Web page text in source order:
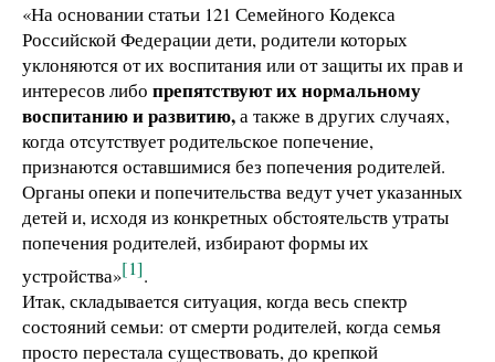
«На основании статьи 121 Семейного Кодекса
Российской Федерации дети, родители которых
уклоняются от их воспитания или от защиты их прав и
интересов либо препятствуют их нормальному
воспитанию и развитию,а также в других случаях,
когда отсутствует родительское попечение,
признаются оставшимися без попечения родителей.
Органы опеки и попечительства ведут учет указанных
детей и, исходя из конкретных обстоятельств утраты
попечения родителей, избирают формы их
устройства»[1].
Итак, складывается ситуация, когда весь спектр
состояний семьи: от смерти родителей, когда семья
просто перестала существовать, до крепкой